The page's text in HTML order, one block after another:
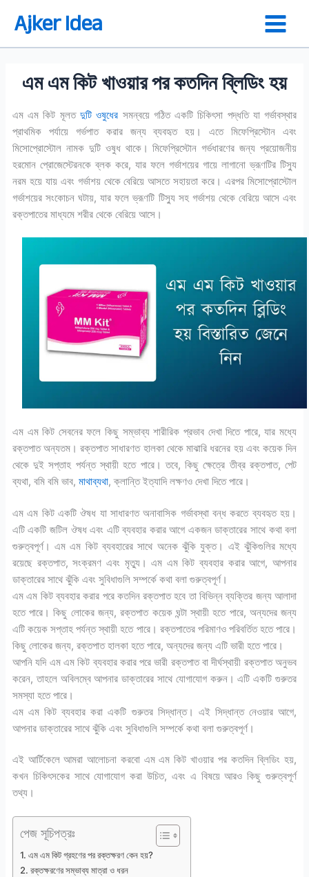
Ajker Idea
এম এম কিট খাওয়ার পর কতদিন ব্লিডিং হয়
এম এম কিট মূলত দুটি ওষুধের সমন্বয়ে গঠিত একটি চিকিৎসা পদ্ধতি যা গর্ভাবস্থার
প্রাথমিক পর্যায়ে গর্ভপাত করার জন্য ব্যবহৃত হয়। এতে মিফেপ্রিস্টোন এবং
মিসোপ্রোস্টোল নামক দুটি ওষুধ থাকে। মিফেপ্রিস্টোন গর্ভধারণের জন্য প্রয়োজনীয়
হরমোন প্রোজেস্টেরনকে ব্লক করে, যার ফলে গর্ভাশয়ের গায়ে লাগানো ভ্রূণটির টিস্যু
নরম হয়ে যায় এবং গর্ভাশয় থেকে বেরিয়ে আসতে সহায়তা করে। এরপর মিসোপ্রোস্টোল
গর্ভাশয়ের সংকোচন ঘটায়, যার ফলে ভ্রূণটি টিস্যু সহ গর্ভাশয় থেকে বেরিয়ে আসে এবং
রক্তপাতের মাধ্যমে শরীর থেকে বেরিয়ে আসে।
এম এম কিট সেবনের ফলে কিছু সম্ভাব্য শারীরিক প্রভাব দেখা দিতে পারে, যার মধ্যে
রক্তপাত অন্যতম। রক্তপাত সাধারণত হালকা থেকে মাঝারি ধরনের হয় এবং কয়েক দিন
থেকে দুই সপ্তাহ পর্যন্ত স্থায়ী হতে পারে। তবে, কিছু ক্ষেত্রে তীব্র রক্তপাত, পেট
ব্যথা, বমি বমি ভাব, মাথাব্যথা, ক্লান্তি ইত্যাদি লক্ষণও দেখা দিতে পারে।
এম এম কিট একটি ঔষধ যা সাধারণত অনাবাসিক গর্ভাবস্থা বন্ধ করতে ব্যবহৃত হয়।
এটি একটি জটিল ঔষধ এবং এটি ব্যবহার করার আগে একজন ডাক্তারের সাথে কথা বলা
গুরুত্বপূর্ণ। এম এম কিট ব্যবহারের সাথে অনেক ঝুঁকি যুক্ত। এই ঝুঁকিগুলির মধ্যে
রয়েছে রক্তপাত, সংক্রমণ এবং মৃত্যু। এম এম কিট ব্যবহার করার আগে, আপনার
ডাক্তারের সাথে ঝুঁকি এবং সুবিধাগুলি সম্পর্কে কথা বলা গুরুত্বপূর্ণ।
এম এম কিট ব্যবহার করার পরে কতদিন রক্তপাত হবে তা বিভিন্ন ব্যক্তির জন্য আলাদা
হতে পারে। কিছু লোকের জন্য, রক্তপাত কয়েক ঘন্টা স্থায়ী হতে পারে, অন্যদের জন্য
এটি কয়েক সপ্তাহ পর্যন্ত স্থায়ী হতে পারে। রক্তপাতের পরিমাণও পরিবর্তিত হতে পারে।
কিছু লোকের জন্য, রক্তপাত হালকা হতে পারে, অন্যদের জন্য এটি ভারী হতে পারে।
আপনি যদি এম এম কিট ব্যবহার করার পরে ভারী রক্তপাত বা দীর্ঘস্থায়ী রক্তপাত অনুভব
করেন, তাহলে অবিলম্বে আপনার ডাক্তারের সাথে যোগাযোগ করুন। এটি একটি গুরুতর
সমস্যা হতে পারে।
এম এম কিট ব্যবহার করা একটি গুরুতর সিদ্ধান্ত। এই সিদ্ধান্ত নেওয়ার আগে,
আপনার ডাক্তারের সাথে ঝুঁকি এবং সুবিধাগুলি সম্পর্কে কথা বলা গুরুত্বপূর্ণ।
এই আর্টিকেলে আমরা আলোচনা করবো এম এম কিট খাওয়ার পর কতদিন ব্লিডিং হয়,
কখন চিকিৎসকের সাথে যোগাযোগ করা উচিত, এবং এ বিষয়ে আরও কিছু গুরুত্বপূর্ণ
তথ্য।
পেজ সূচিপত্রঃ
এম এম কিট গ্রহণের পর রক্তক্ষরণ কেন হয়?
রক্তক্ষরণের সম্ভাব্য মাত্রা ও ধরন